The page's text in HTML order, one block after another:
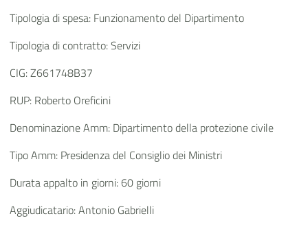
Tipologia di spesa: Funzionamento del Dipartimento
Tipologia di contratto: Servizi
CIG: Z661748B37
RUP: Roberto Oreficini
Denominazione Amm: Dipartimento della protezione civile
Tipo Amm: Presidenza del Consiglio dei Ministri
Durata appalto in giorni: 60 giorni
Aggiudicatario: Antonio Gabrielli